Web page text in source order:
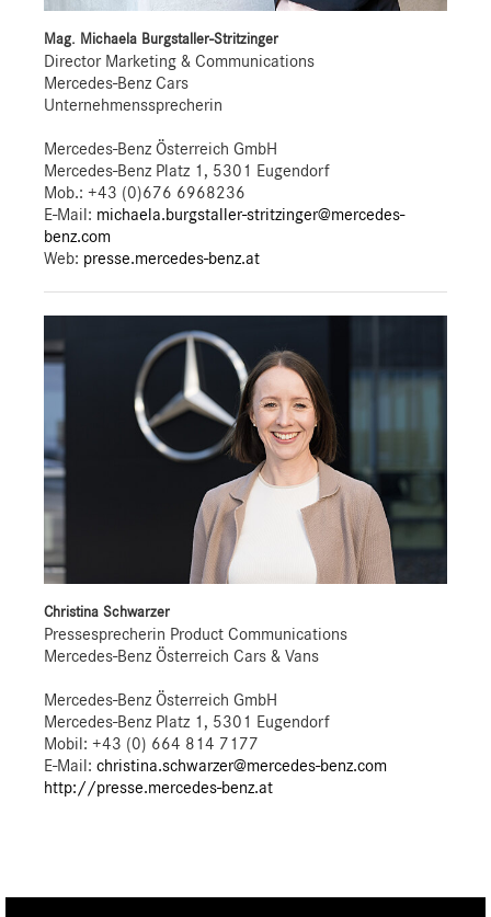
Mag. Michaela Burgstaller-Stritzinger
Director Marketing & Communications
Mercedes-Benz Cars
Unternehmenssprecherin
Mercedes-Benz Österreich GmbH
Mercedes-Benz Platz 1, 5301 Eugendorf
Mob.: +43 (0)676 6968236
E-Mail: michaela.burgstaller-stritzinger@mercedes-
benz.com
Web: presse.mercedes-benz.at
Christina Schwarzer
Pressesprecherin Product Communications
Mercedes-Benz Österreich Cars & Vans
Mercedes-Benz Österreich GmbH
Mercedes-Benz Platz 1, 5301 Eugendorf
Mobil: +43 (0) 664 814 7177
E-Mail: christina.schwarzer@mercedes-benz.com
http://presse.mercedes-benz.at